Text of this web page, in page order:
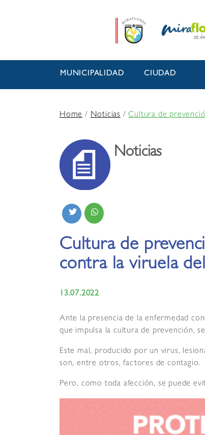
MUNICIPALIDAD CIUDAD
Home/Noticias /Cultura de
Noticias
Cultura de
contra la viruela
13.07.2022
Ante la presencia de la enfermedad
que impulsa la cultura de prevención,
Este mal, producido por un virus,
son, entre otros, factores de contagio.
Pero, como toda afección, se puede